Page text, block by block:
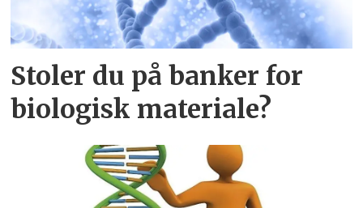
Stoler du på banker for
biologisk materiale?